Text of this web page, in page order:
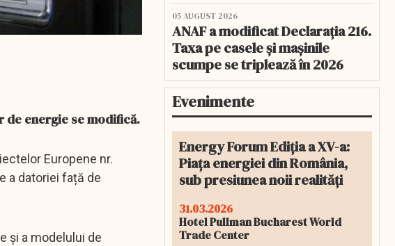
energie se modifică.
Europene nr.
a datoriei față de
și a modelului de
05 AUGUST 2026
ANAF a modificat Declarația 216.
Taxa pe casele și mașinile
scumpe se triplează în 2026
Evenimente
Energy Forum Ediția a XV-a:
Piața energiei din România,
sub presiunea noii realități
31.03.2026
Hotel Pullman Bucharest World
Trade Center